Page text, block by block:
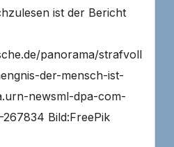
ist der Bericht
panorama/strafvoll
der-mensch-ist-
newsml-dpa-com-
Bild:FreePik